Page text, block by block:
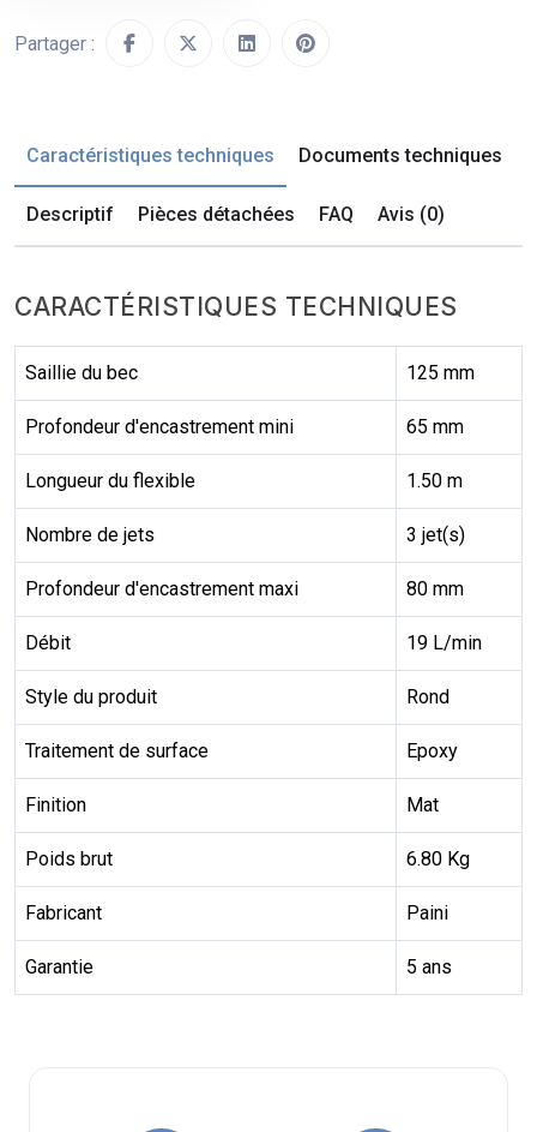
Partager :
Caractéristiques techniques Documents techniques
Descriptif Pièces détachées FAQ Avis (0)
CARACTÉRISTIQUES TECHNIQUES
Saillie du bec 125 mm
Profondeur d'encastrement mini 65 mm
Longueur du flexible 1.50 m
Nombre de jets 3 jet(s)
Profondeur d'encastrement maxi 80 mm
Débit 19 L/min
Style du produit Rond
Traitement de surface Epoxy
Finition Mat
Poids brut 6.80 Kg
Fabricant Paini
Garantie 5 ans